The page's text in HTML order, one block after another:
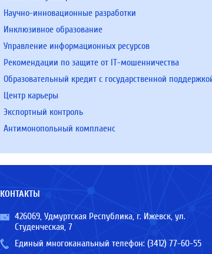
Научно-инновационные разработки
Инклюзивное образование
Управление информационных ресурсов
Рекомендации по защите от IT-мошенничества
Образовательный кредит с государственной
Центр карьеры
Экспортный контроль
Антимонопольный комплаенс
КОНТАКТЫ
426069, Удмуртская Республика, г. Ижевск, ул.
Студенческая, 7
Единый многоканальный телефон: (3412) 77-60-55